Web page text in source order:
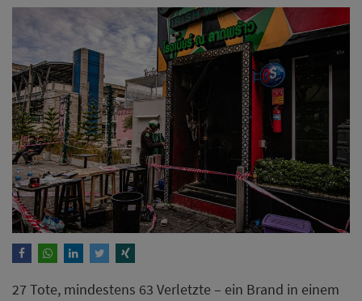
27 Tote, mindestens 63 Verletzte – ein Brand in einem